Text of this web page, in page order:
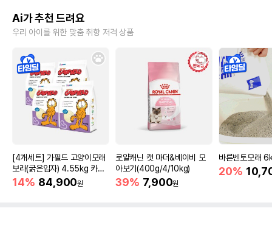
Ai가 추천 드려요
우리 아이를 위한 맞춤 취향 저격 상품
[4개세트] 가필드 고양이모래
보라(굵은입자) 4.55kg 카사
바모래
14% 84,900원
로얄캐닌 캣 마더&베이비 모
아보기(400g/4/10kg)
39% 7,900원
바른벤토모래
20%